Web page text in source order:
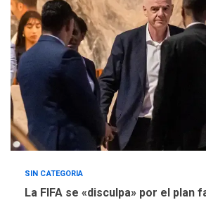
5
Concejo
Mariño
de Comercio
de Ley de
SIN CATEGORIA
La FIFA se «disculpa» por el plan